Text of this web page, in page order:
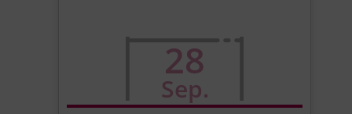
28
Sep.